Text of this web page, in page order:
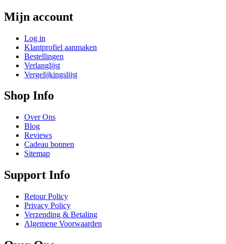
Mijn account
Log in
Klantprofiel aanmaken
Bestellingen
Verlanglijst
Vergelijkingslijst
Shop Info
Over Ons
Blog
Reviews
Cadeau bonnen
Sitemap
Support Info
Retour Policy
Privacy Policy
Verzending & Betaling
Algemene Voorwaarden